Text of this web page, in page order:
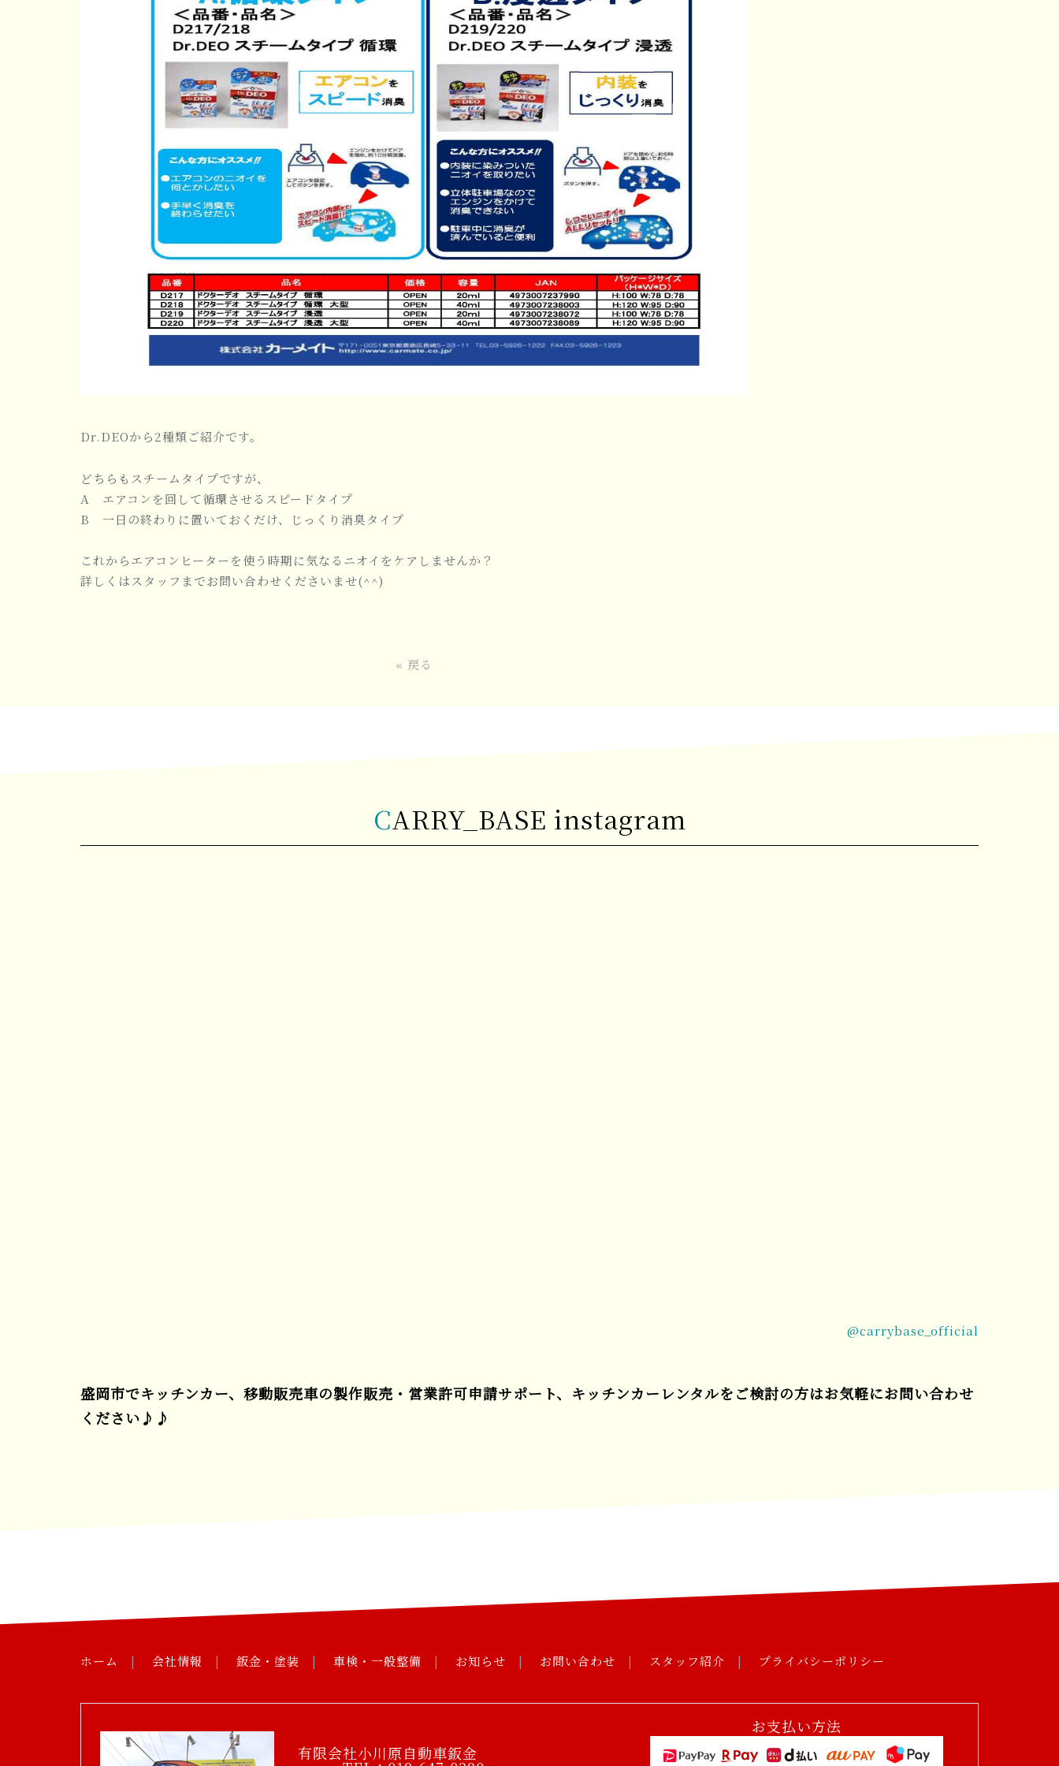
Dr.DEOから2種類ご紹介です。
どちらもスチームタイプですが、
A エアコンを回して循環させるスピードタイプ
B 一日の終わりに置いておくだけ、じっくり消臭タイプ
これからエアコンヒーターを使う時期に気なるニオイをケアしませんか？
詳しくはスタッフまでお問い合わせくださいませ(^^)
« 戻る
CARRY_BASE instagram
@carrybase_official
盛岡市でキッチンカー、移動販売車の製作販売・営業許可申請サポート、キッチンカーレンタルをご検討の方はお気軽にお問い合わせ
ください♪♪
ホーム 会社情報 鈑金・塗装 車検・一般整備 お知らせ お問い合わせ スタッフ紹介 プライバシーポリシー
有限会社小川原自動車鈑金
お支払い方法